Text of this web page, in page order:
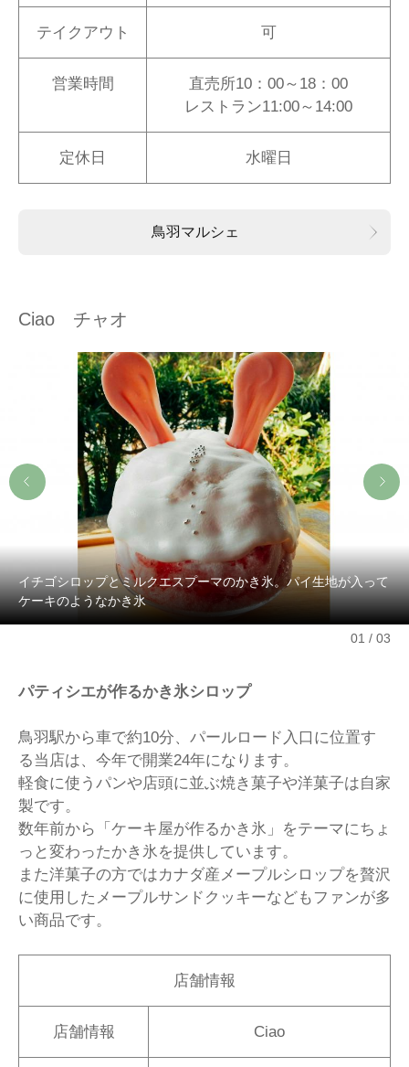
テイクアウト 可
営業時間
直売所10：00～18：00
レストラン11:00～14:00
定休日 水曜日
鳥羽マルシェ
Ciao チャオ
イチゴシロップとミルクエスプーマのかき氷。パイ生地が入って
ケーキのようなかき氷
01 03
パティシエが作るかき氷シロップ
鳥羽駅から車で約10分、パールロード入口に位置す
る当店は、今年で開業24年になります。
軽食に使うパンや店頭に並ぶ焼き菓子や洋菓子は自家
製です。
数年前から「ケーキ屋が作るかき氷」をテーマにちょ
っと変わったかき氷を提供しています。
また洋菓子の方ではカナダ産メープルシロップを贅沢
に使用したメープルサンドクッキーなどもファンが多
い商品です。
店舗情報
店舗情報 Ciao